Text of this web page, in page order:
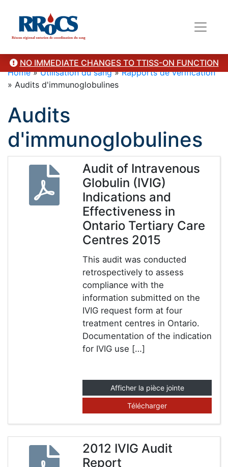
NO IMMEDIATE CHANGES TO TTISS-ON FUNCTION
Home»Utilisation du sang»Rapports de vérification
» Audits d'immunoglobulines
Audits
d'immunoglobulines
Audit of Intravenous
Globulin (IVIG)
Indications and
Effectiveness in
Ontario Tertiary Care
Centres 2015
This audit was conducted
retrospectively to assess
compliance with the
information submitted on the
IVIG request form at four
treatment centres in Ontario.
Documentation of the indication
for IVIG use […]
Afficher la pièce jointe
Télécharger
2012 IVIG Audit
Report